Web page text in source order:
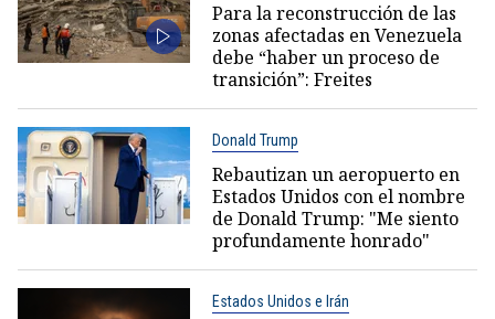
Para la reconstrucción de las
zonas afectadas en Venezuela
debe “haber un proceso de
transición”: Freites
Donald Trump
Rebautizan un aeropuerto en
Estados Unidos con el nombre
de Donald Trump: "Me siento
profundamente honrado"
Estados Unidos e Irán